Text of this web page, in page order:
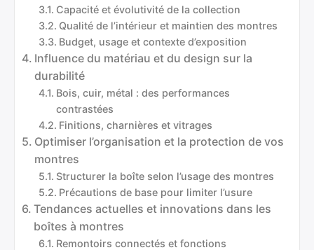
Capacité et évolutivité de la collection
Qualité de l’intérieur et maintien des montres
Budget, usage et contexte d’exposition
Influence du matériau et du design sur la
durabilité
Bois, cuir, métal : des performances
contrastées
Finitions, charnières et vitrages
Optimiser l’organisation et la protection de vos
montres
Structurer la boîte selon l’usage des montres
Précautions de base pour limiter l’usure
Tendances actuelles et innovations dans les
boîtes à montres
Remontoirs connectés et fonctions